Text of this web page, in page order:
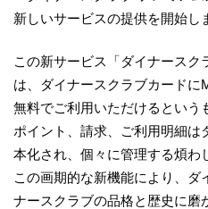
新しいサービスの提供を開始し
この新サービス「ダイナースク
は、ダイナースクラブカード
無料でご利用いただけるという
ポイント、請求、ご利用明細は
本化され、個々に管理する煩わ
この画期的な新機能により、ダ
ナースクラブの品格と歴史に磨